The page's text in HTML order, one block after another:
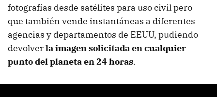
fotografías desde satélites para uso civil pero
que también vende instantáneas a diferentes
agencias y departamentos de EEUU, pudiendo
devolverla imagen solicitada en cualquier
punto del planeta en 24 horas.